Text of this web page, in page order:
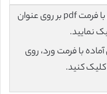
برای دانلود رایگان مقاله انگلیسی با فرمت pdf بر روی عنوان
نمایید.
با فرمت ورد، روی
کنید.